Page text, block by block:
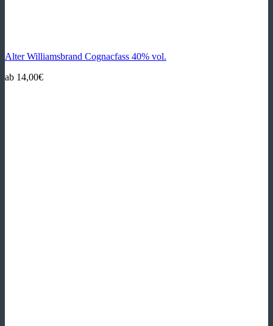
Alter Williamsbrand Cognacfass 40% vol.
ab 14,00€